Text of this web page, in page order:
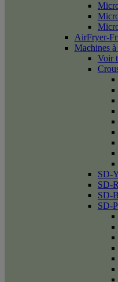
AirFryer-
Machines à
Voir
SD-
SD-
SD-
SD-